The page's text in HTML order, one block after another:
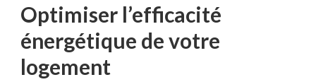
Optimiser l’efficacité
énergétique de votre
logement